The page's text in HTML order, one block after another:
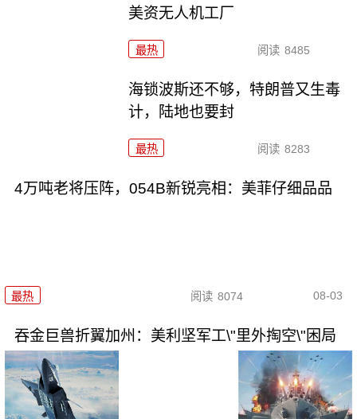
美资无人机工厂
最热 阅读 8485
海锁波斯还不够，特朗普又生毒
计，陆地也要封
最热 阅读 8283
4万吨老将压阵，054B新锐亮相：美菲仔细品品
最热 阅读 8074 08-03
吞金巨兽折翼加州：美利坚军工\"里外掏空\"困局